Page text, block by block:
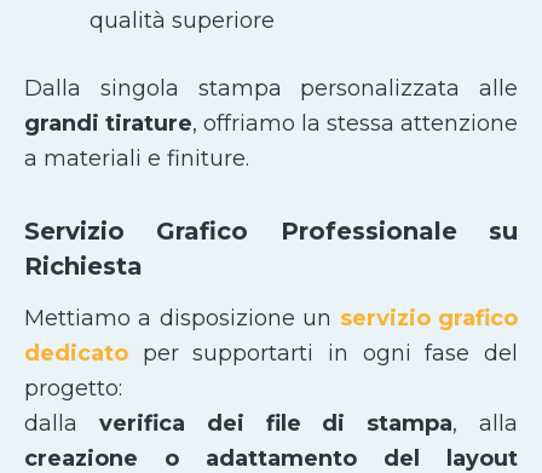
qualità superiore
Dalla singola stampa personalizzata alle
grandi tirature, offriamo la stessa attenzione
a materiali e finiture.
Servizio Grafico Professionale su
Richiesta
Mettiamo a disposizione un servizio grafico
dedicato per supportarti in ogni fase del
progetto:
dalla verifica dei file di stampa, alla
creazione o adattamento del layout